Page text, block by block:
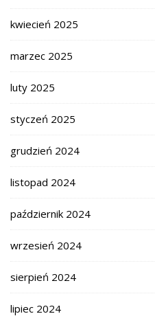
kwiecień 2025
marzec 2025
luty 2025
styczeń 2025
grudzień 2024
listopad 2024
październik 2024
wrzesień 2024
sierpień 2024
lipiec 2024